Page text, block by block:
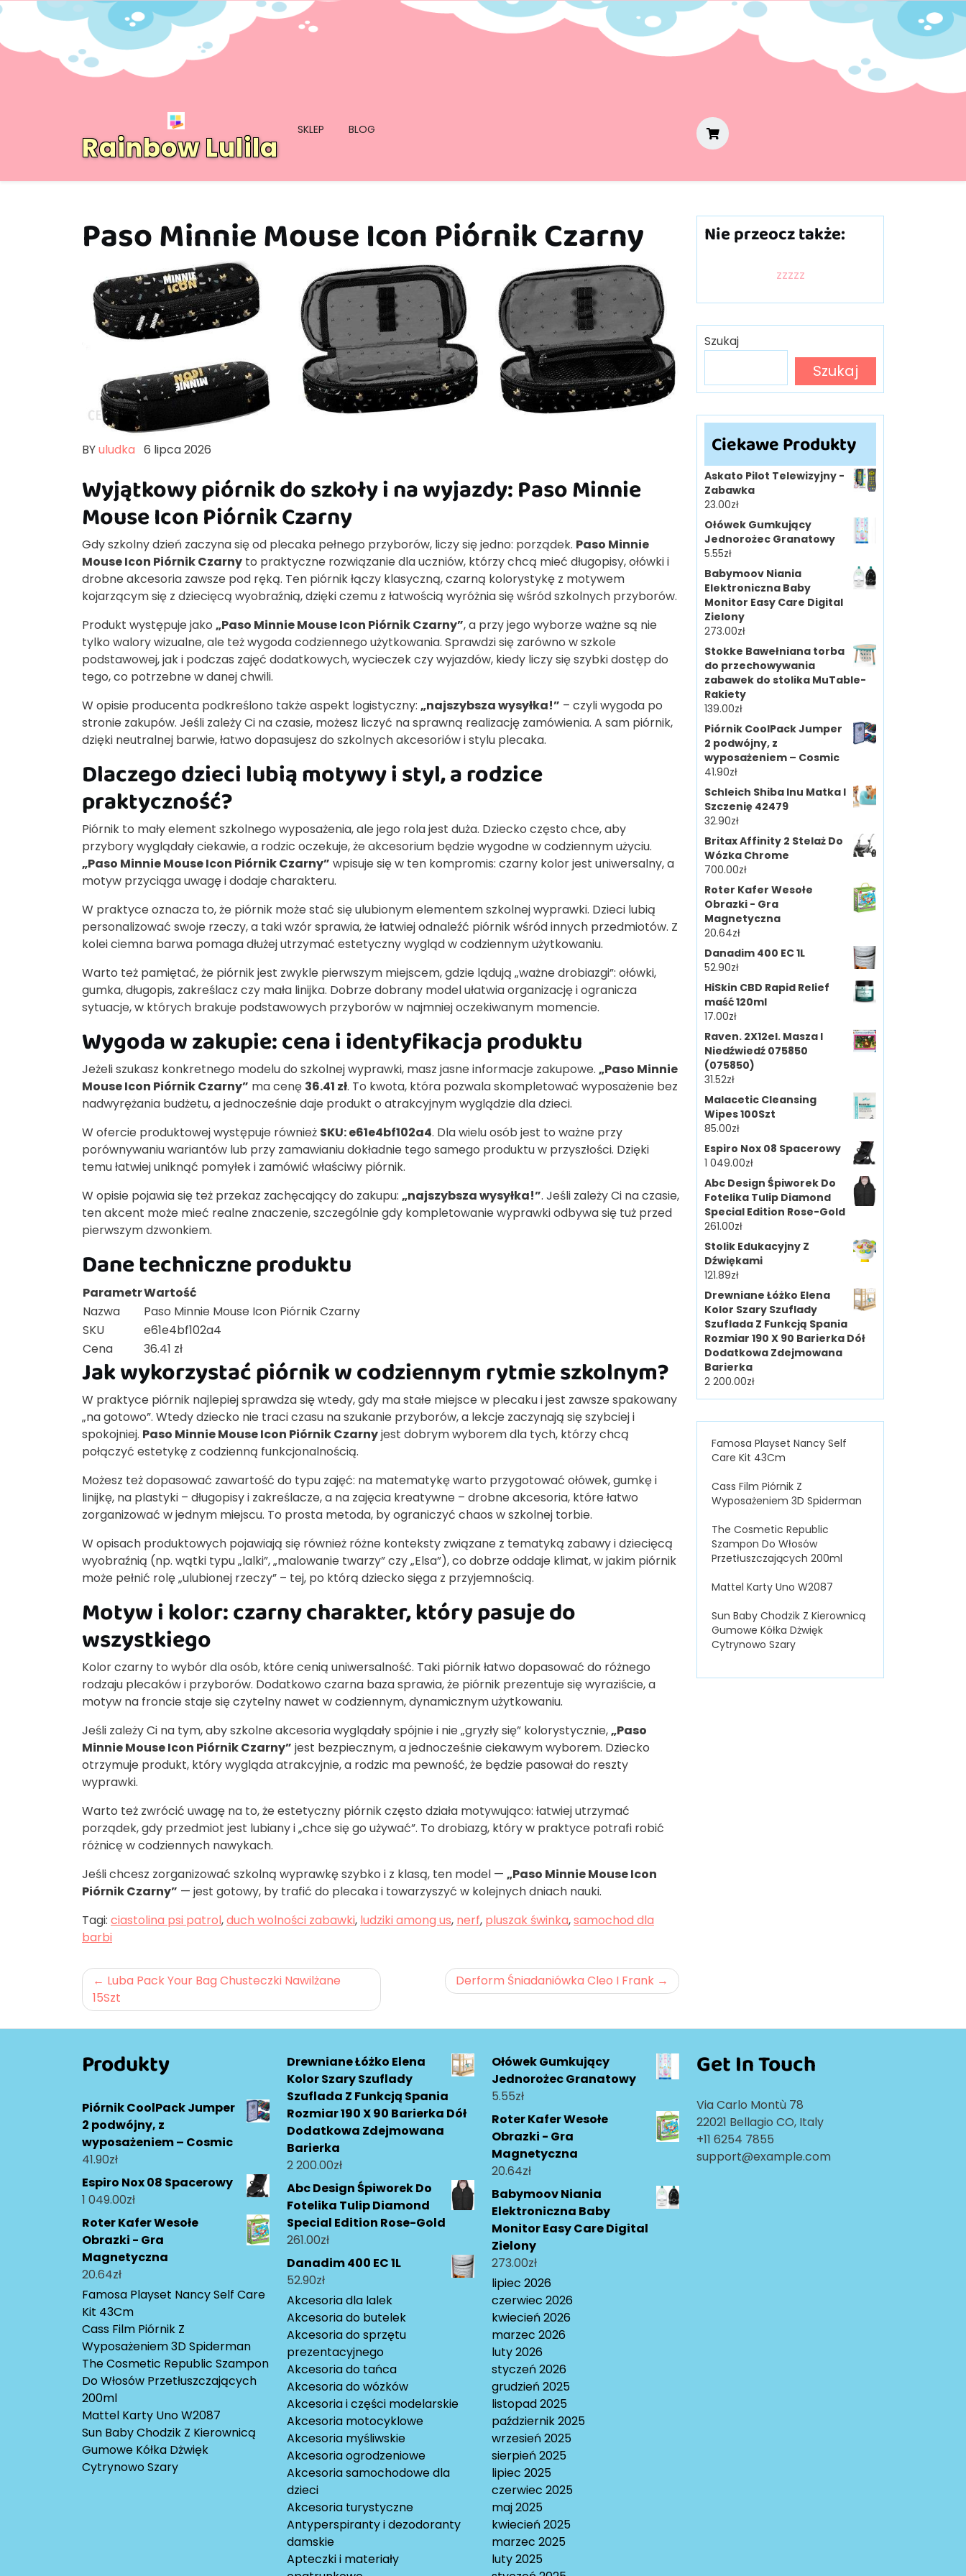
Skip
content
Rainbow Lulila
SKLEP BLOG
Paso Minnie Mouse Icon Piórnik Czarny
BYuludka 6 lipca 2026
Wyjątkowy piórnik do szkoły i na wyjazdy: Paso Minnie
Mouse Icon Piórnik Czarny
Gdy szkolny dzień zaczyna się od plecaka pełnego przyborów, liczy się jedno: porządek. Paso Minnie
Mouse Icon Piórnik Czarny to praktyczne rozwiązanie dla uczniów, którzy chcą mieć długopisy, ołówki i
drobne akcesoria zawsze pod ręką. Ten piórnik łączy klasyczną, czarną kolorystykę z motywem
kojarzącym się z dziecięcą wyobraźnią, dzięki czemu z łatwością wyróżnia się wśród szkolnych przyborów.
Produkt występuje jako „Paso Minnie Mouse Icon Piórnik Czarny”, a przy jego wyborze ważne są nie
tylko walory wizualne, ale też wygoda codziennego użytkowania. Sprawdzi się zarówno w szkole
podstawowej, jak i podczas zajęć dodatkowych, wycieczek czy wyjazdów, kiedy liczy się szybki dostęp do
tego, co potrzebne w danej chwili.
W opisie producenta podkreślono także aspekt logistyczny: „najszybsza wysyłka!” – czyli wygoda po
stronie zakupów. Jeśli zależy Ci na czasie, możesz liczyć na sprawną realizację zamówienia. A sam piórnik,
dzięki neutralnej barwie, łatwo dopasujesz do szkolnych akcesoriów i stylu plecaka.
Dlaczego dzieci lubią motywy i styl, a rodzice
praktyczność?
Piórnik to mały element szkolnego wyposażenia, ale jego rola jest duża. Dziecko często chce, aby
przybory wyglądały ciekawie, a rodzic oczekuje, że akcesorium będzie wygodne w codziennym użyciu.
„Paso Minnie Mouse Icon Piórnik Czarny” wpisuje się w ten kompromis: czarny kolor jest uniwersalny, a
motyw przyciąga uwagę i dodaje charakteru.
W praktyce oznacza to, że piórnik może stać się ulubionym elementem szkolnej wyprawki. Dzieci lubią
personalizować swoje rzeczy, a taki wzór sprawia, że łatwiej odnaleźć piórnik wśród innych przedmiotów. Z
kolei ciemna barwa pomaga dłużej utrzymać estetyczny wygląd w codziennym użytkowaniu.
Warto też pamiętać, że piórnik jest zwykle pierwszym miejscem, gdzie lądują „ważne drobiazgi”: ołówki,
gumka, długopis, zakreślacz czy mała linijka. Dobrze dobrany model ułatwia organizację i ogranicza
sytuacje, w których brakuje podstawowych przyborów w najmniej oczekiwanym momencie.
Wygoda w zakupie: cena i identyfikacja produktu
Jeżeli szukasz konkretnego modelu do szkolnej wyprawki, masz jasne informacje zakupowe. „Paso Minnie
Mouse Icon Piórnik Czarny” ma cenę 36.41 zł. To kwota, która pozwala skompletować wyposażenie bez
nadwyrężania budżetu, a jednocześnie daje produkt o atrakcyjnym wyglądzie dla dzieci.
W ofercie produktowej występuje również SKU: e61e4bf102a4. Dla wielu osób jest to ważne przy
porównywaniu wariantów lub przy zamawianiu dokładnie tego samego produktu w przyszłości. Dzięki
temu łatwiej uniknąć pomyłek i zamówić właściwy piórnik.
W opisie pojawia się też przekaz zachęcający do zakupu: „najszybsza wysyłka!”. Jeśli zależy Ci na czasie,
ten akcent może mieć realne znaczenie, szczególnie gdy kompletowanie wyprawki odbywa się tuż przed
pierwszym dzwonkiem.
Dane techniczne produktu
ParametrWartość
Nazwa
Paso Minnie Mouse Icon Piórnik Czarny
SKU
e61e4bf102a4
Cena
36.41 zł
Jak wykorzystać piórnik w codziennym rytmie szkolnym?
W praktyce piórnik najlepiej sprawdza się wtedy, gdy ma stałe miejsce w plecaku i jest zawsze spakowany
„na gotowo”. Wtedy dziecko nie traci czasu na szukanie przyborów, a lekcje zaczynają się szybciej i
spokojniej. Paso Minnie Mouse Icon Piórnik Czarnyjest dobrym wyborem dla tych, którzy chcą
połączyć estetykę z codzienną funkcjonalnością.
Możesz też dopasować zawartość do typu zajęć: na matematykę warto przygotować ołówek, gumkę i
linijkę, na plastyki – długopisy i zakreślacze, a na zajęcia kreatywne – drobne akcesoria, które łatwo
zorganizować w jednym miejscu. To prosta metoda, by ograniczyć chaos w szkolnej torbie.
W opisach produktowych pojawiają się również różne konteksty związane z tematyką zabawy i dziecięcą
wyobraźnią (np. wątki typu „lalki”, „malowanie twarzy” czy „Elsa”), co dobrze oddaje klimat, w jakim piórnik
może pełnić rolę „ulubionej rzeczy” – tej, po którą dziecko sięga z przyjemnością.
Motyw i kolor: czarny charakter, który pasuje do
wszystkiego
Kolor czarny to wybór dla osób, które cenią uniwersalność. Taki piórnik łatwo dopasować do różnego
rodzaju plecaków i przyborów. Dodatkowo czarna baza sprawia, że piórnik prezentuje się wyraziście, a
motyw na froncie staje się czytelny nawet w codziennym, dynamicznym użytkowaniu.
Jeśli zależy Ci na tym, aby szkolne akcesoria wyglądały spójnie i nie „gryzły się” kolorystycznie,„Paso
Minnie Mouse Icon Piórnik Czarny” jest bezpiecznym, a jednocześnie ciekawym wyborem. Dziecko
otrzymuje produkt, który wygląda atrakcyjnie, a rodzic ma pewność, że będzie pasował do reszty
wyprawki.
Warto też zwrócić uwagę na to, że estetyczny piórnik często działa motywująco: łatwiej utrzymać
porządek, gdy przedmiot jest lubiany i „chce się go używać”. To drobiazg, który w praktyce potrafi robić
różnicę w codziennych nawykach.
Jeśli chcesz zorganizować szkolną wyprawkę szybko i z klasą, ten model — „Paso Minnie Mouse Icon
Piórnik Czarny” — jest gotowy, by trafić do plecaka i towarzyszyć w kolejnych dniach nauki.
Tagi: ciastolina psi patrol,duch wolności zabawki, ludziki among us, nerf, pluszak świnka,samochod dla
barbi
Nawigacja
wpisu
Luba Pack Your Bag Chusteczki Nawilżane
15Szt
Derform Śniadaniówka Cleo I Frank
Nie przeocz także:
zzzzz
Szukaj
Szukaj
Ciekawe Produkty
Askato Pilot Telewizyjny -
Zabawka
23.00zł
Ołówek Gumkujący
Jednorożec Granatowy
5.55zł
Babymoov Niania
Elektroniczna Baby
Monitor Easy Care Digital
Zielony
273.00zł
Stokke Bawełniana torba
do przechowywania
zabawek do stolika MuTable-
Rakiety
139.00zł
Piórnik CoolPack Jumper
2 podwójny, z
wyposażeniem – Cosmic
41.90zł
Schleich Shiba Inu Matka I
Szczenię 42479
32.90zł
Britax Affinity 2 Stelaż Do
Wózka Chrome
700.00zł
Roter Kafer Wesołe
Obrazki - Gra
Magnetyczna
20.64zł
Danadim 400 EC 1L
52.90zł
HiSkin CBD Rapid Relief
maść 120ml
17.00zł
Raven. 2X12el. Masza I
Niedźwiedź 075850
(075850)
31.52zł
Malacetic Cleansing
Wipes 100Szt
85.00zł
Espiro Nox 08 Spacerowy
1 049.00zł
Abc Design Śpiworek Do
Fotelika Tulip Diamond
Special Edition Rose-Gold
261.00zł
Stolik Edukacyjny Z
Dźwiękami
121.89zł
Drewniane Łóżko Elena
Kolor Szary Szuflady
Szuflada Z Funkcją Spania
Rozmiar 190 X 90 Barierka Dół
Dodatkowa Zdejmowana
Barierka
2 200.00zł
Famosa Playset Nancy Self
Care Kit 43Cm
Cass Film Piórnik Z
Wyposażeniem 3D Spiderman
The Cosmetic Republic
Szampon Do Włosów
Przetłuszczających 200ml
Mattel Karty Uno W2087
Sun Baby Chodzik Z Kierownicą
Gumowe Kółka Dżwięk
Cytrynowo Szary
Produkty
Piórnik CoolPack Jumper
2 podwójny, z
wyposażeniem – Cosmic
41.90zł
Espiro Nox 08 Spacerowy
1 049.00zł
Roter Kafer Wesołe
Obrazki - Gra
Magnetyczna
20.64zł
Famosa Playset Nancy Self Care
Kit 43Cm
Cass Film Piórnik Z
Wyposażeniem 3D Spiderman
The Cosmetic Republic Szampon
Do Włosów Przetłuszczających
200ml
Mattel Karty Uno W2087
Sun Baby Chodzik Z Kierownicą
Gumowe Kółka Dżwięk
Cytrynowo Szary
Drewniane Łóżko Elena
Kolor Szary Szuflady
Szuflada Z Funkcją Spania
Rozmiar 190 X 90 Barierka Dół
Dodatkowa Zdejmowana
Barierka
2 200.00zł
Abc Design Śpiworek Do
Fotelika Tulip Diamond
Special Edition Rose-Gold
261.00zł
Danadim 400 EC 1L
52.90zł
Akcesoria dla lalek
Akcesoria do butelek
Akcesoria do sprzętu
prezentacyjnego
Akcesoria do tańca
Akcesoria do wózków
Akcesoria i części modelarskie
Akcesoria motocyklowe
Akcesoria myśliwskie
Akcesoria ogrodzeniowe
Akcesoria samochodowe dla
dzieci
Akcesoria turystyczne
Antyperspiranty i dezodoranty
damskie
Apteczki i materiały
Ołówek Gumkujący
Jednorożec Granatowy
5.55zł
Roter Kafer Wesołe
Obrazki - Gra
Magnetyczna
20.64zł
Babymoov Niania
Elektroniczna Baby
Monitor Easy Care Digital
Zielony
273.00zł
lipiec 2026
czerwiec 2026
kwiecień 2026
marzec 2026
luty 2026
styczeń 2026
grudzień 2025
listopad 2025
październik 2025
wrzesień 2025
sierpień 2025
lipiec 2025
czerwiec 2025
maj 2025
kwiecień 2025
marzec 2025
luty 2025
Get In Touch
Via Carlo Montù 78
22021 Bellagio CO, Italy
+11 6254 7855
support@example.com